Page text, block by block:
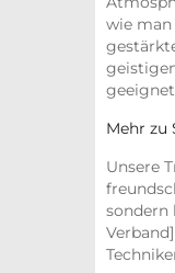
wie man
Mehr zu
Unsere
sondern